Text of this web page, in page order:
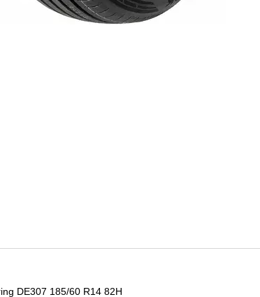
DE307 185/60 R14 82H